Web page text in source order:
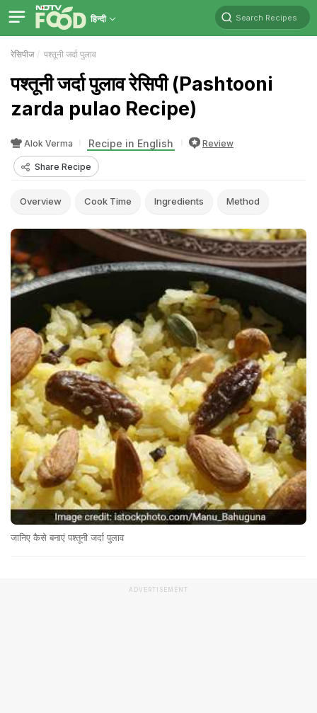
हिन्दी Search Recipes
रेसिपीज पश्तूनी जर्दा पुलाव
पश्तूनी जर्दा पुलाव रेसिपी (Pashtooni
zarda pulao Recipe)
Alok Verma Recipe in English Review
Share Recipe
Overview Cook Time Ingredients Method
जानिए कैसे बनाएं पश्तूनी जर्दा पुलाव
ADVERTISEMENT